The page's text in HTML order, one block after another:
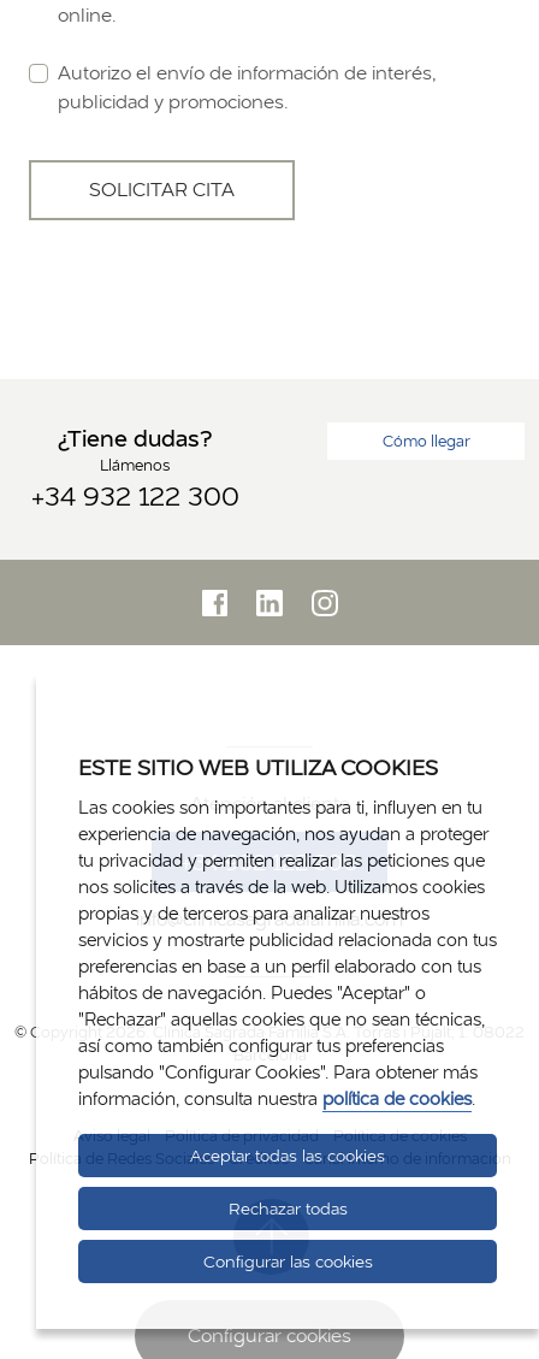
online.
Autorizo el envío de información de interés,
publicidad y promociones.
SOLICITAR CITA
¿Tiene dudas?
Llámenos
+34 932 122 300
Cómo llegar
Atención al cliente
+34 932 122 300
info@clinicasagradafamilia.com
© Copyright 2026. Clínica Sagrada Família S.A. Torras i Pujalt, 1. 08022
Barcelona
Aviso legal Política de privacidad
Política de cookies
Política de Redes Sociales
Créditos Canal interno de información
Configurar cookies
ESTE SITIO WEB UTILIZA COOKIES
Las cookies son importantes para ti, influyen en tu
experiencia de navegación, nos ayudan a proteger
tu privacidad y permiten realizar las peticiones que
nos solicites a través de la web. Utilizamos cookies
propias y de terceros para analizar nuestros
servicios y mostrarte publicidad relacionada con tus
preferencias en base a un perfil elaborado con tus
hábitos de navegación. Puedes "Aceptar" o
"Rechazar" aquellas cookies que no sean técnicas,
así como también configurar tus preferencias
pulsando "Configurar Cookies". Para obtener más
información, consulta nuestra política de cookies.
Aceptar todas las cookies
Rechazar todas
Configurar las cookies